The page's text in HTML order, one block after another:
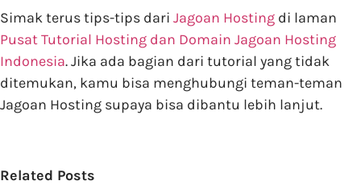
Simak terus tips-tips dari Jagoan Hosting di laman
Pusat Tutorial Hosting dan Domain Jagoan Hosting
Indonesia. Jika ada bagian dari tutorial yang tidak
ditemukan, kamu bisa menghubungi teman-teman
Jagoan Hosting supaya bisa dibantu lebih lanjut.
Related Posts